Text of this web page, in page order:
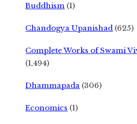
Buddhism (1)
Chandogya Upanishad (625)
Complete Works of Swami
(1,494)
Dhammapada (306)
Economics (1)